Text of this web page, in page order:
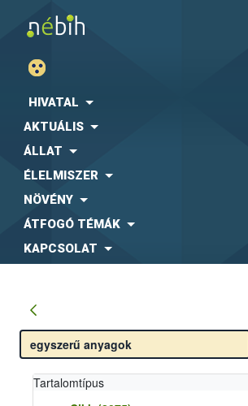
HIVATAL
AKTUÁLIS
ÁLLAT
ÉLELMISZER
NÖVÉNY
ÁTFOGÓ TÉMÁK
KAPCSOLAT
Tartalomtípus